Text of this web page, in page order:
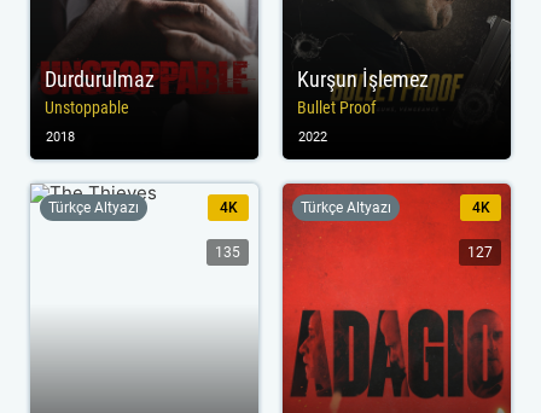
Durdurulmaz
Unstoppable
2018
Kurşun İşlemez
Bullet Proof
2022
Türkçe Altyazı 4K
135
Türkçe Altyazı 4K
127